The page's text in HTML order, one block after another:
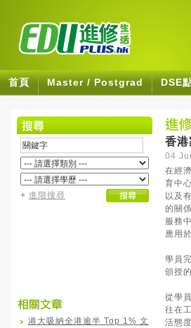
首頁 Master / Postgrad DSE
+ 進階搜尋
港大吸納全港逾半 Top 1% 文
香
04
在經
育中
以及
的關
服務
應用
學員
頒授
從學
往在
活態